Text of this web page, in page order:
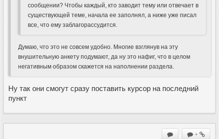
сообщении? Чтобы каждый, кто заводит тему или отвечает в
существующей теме, начала ее заполнял, а ниже уже писал
все, что ему заблагорассудится.
Думаю, что это не совсем удобно. Многие взглянув на эту
внушительную анкету подумают, да ну это нафиг, что в целом
негативным образом скажется на наполнении раздела.
Ну так они смогут сразу поставить курсор на последний
пункт
+